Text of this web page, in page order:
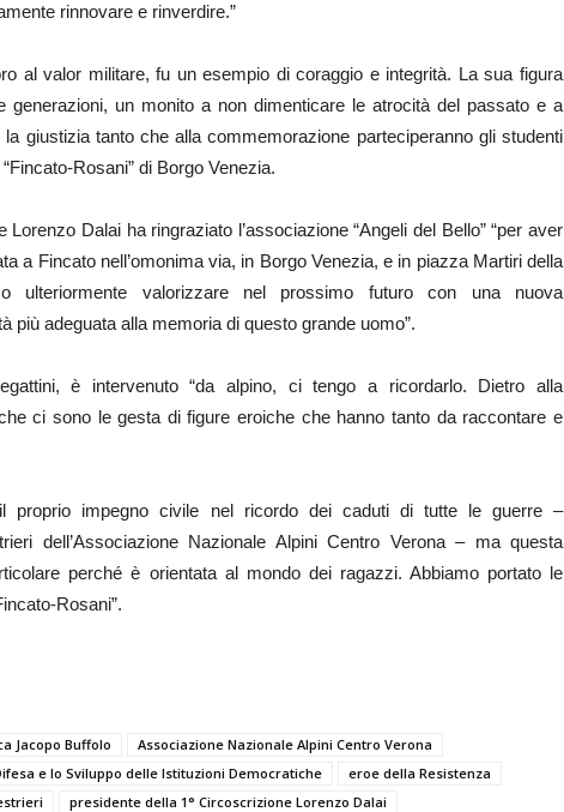
rinnovare e rinverdire.”
al valor militare, fu un esempio di coraggio e integrità. La sua figura
generazioni, un monito a non dimenticare le atrocità del passato e a
giustizia tanto che alla commemorazione parteciperanno gli studenti
Rosani” di Borgo Venezia.
Dalai ha ringraziato l’associazione “Angeli del Bello” “per aver
a Fincato nell’omonima via, in Borgo Venezia, e in piazza Martiri della
ulteriormente valorizzare nel prossimo futuro con una nuova
più adeguata alla memoria di questo grande uomo”.
è intervenuto “da alpino, ci tengo a ricordarlo. Dietro alla
ci sono le gesta di figure eroiche che hanno tanto da raccontare e
proprio impegno civile nel ricordo dei caduti di tutte le guerre –
dell’Associazione Nazionale Alpini Centro Verona – ma questa
perché è orientata al mondo dei ragazzi. Abbiamo portato le
Rosani”.
Jacopo Buffolo
Associazione Nazionale Alpini Centro Verona
e lo Sviluppo delle Istituzioni Democratiche
eroe della Resistenza
presidente della 1° Circoscrizione Lorenzo Dalai